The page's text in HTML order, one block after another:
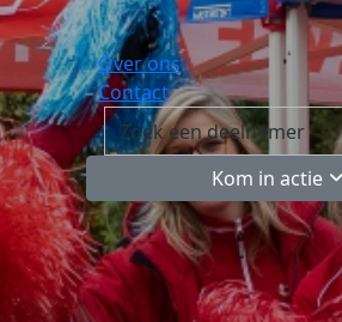
Over ons
Contact
Kom in actie